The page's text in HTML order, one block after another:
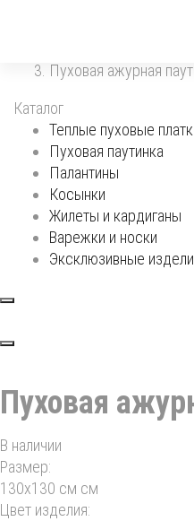
Пуховая ажурная
Каталог
Теплые пуховые
Пуховая паутинка
Палантины
Косынки
Жилеты и кардиганы
Варежки и носки
Эксклюзивные
Пуховая
В наличии
Размер:
130х130 см см
Цвет изделия: